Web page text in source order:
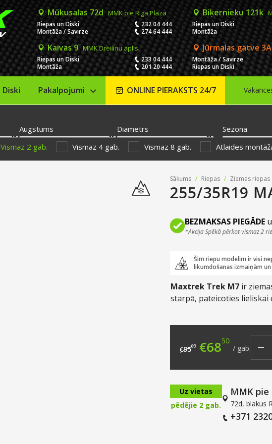
Mūkusalas 72d MMK pie Riga Plaza
Riepas un Diski
232 04 444
Montāža / Savirze
274 64 444
Biķernieku 121k
Riepas un Diski
Montāža
Kaivas 9 MMK Dreiliņu aplis
Riepas un Diski
233 04 444
Montāža
201 20 444
Jūrmalas gatve
Montāža / Savirze
Riepas un Diski
Sākums
Diski Pakalpojumi ONLINE PIERAKSTS 24/7
Augstums Diametrs Sezona
Vismaz 2 gab. Vismaz 4 gab. Vismaz 8 gab. Atlaides
Sākums / Riepas / Ziemas riepas
255/35R19
BEZMAKSAS PIEGĀDE
*Akcija Spēkā pērkot vismaz 2
Šim riepu modelim ir visi
likumdošanas izmaiņām un
Maxtrek Trek M7ir
starpā, pateicoties
€9500 Original
€6850
/ gab.
Uz vietas
pēdējie 2 gab.
MMK pie
72d, blakus
+371